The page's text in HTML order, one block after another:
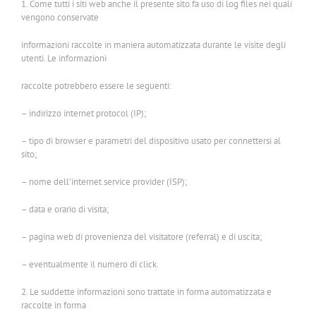
1. Come tutti i siti web anche il presente sito fa uso di log files nei quali
vengono conservate
informazioni raccolte in maniera automatizzata durante le visite degli
utenti. Le informazioni
raccolte potrebbero essere le seguenti:
– indirizzo internet protocol (IP);
– tipo di browser e parametri del dispositivo usato per connettersi al
sito;
– nome dell’internet service provider (ISP);
– data e orario di visita;
– pagina web di provenienza del visitatore (referral) e di uscita;
– eventualmente il numero di click.
2. Le suddette informazioni sono trattate in forma automatizzata e
raccolte in forma